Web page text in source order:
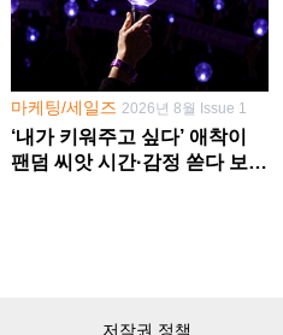
마케팅/세일즈 2026년 8월 Issue 1
‘내가 키워주고 싶다’ 애착이
팬덤 씨앗 시간·감정 쏟다 보면
저작권 정책